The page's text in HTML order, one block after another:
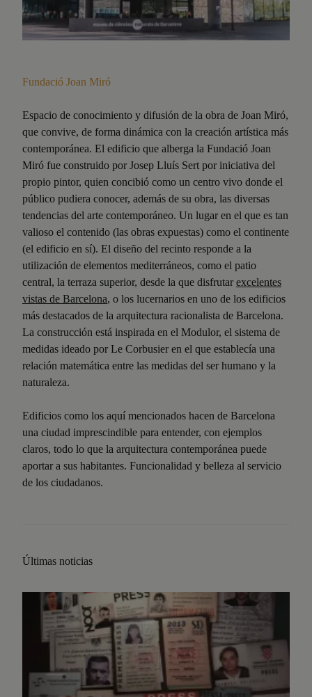
Fundació Joan Miró
Espacio de conocimiento y difusión de la obra de Joan Miró,
que convive, de forma dinámica con la creación artística más
contemporánea. El edificio que alberga la Fundació Joan
Miró fue construido por Josep Lluís Sert por iniciativa del
propio pintor, quien concibió como un centro vivo donde el
público pudiera conocer, además de su obra, las diversas
tendencias del arte contemporáneo. Un lugar en el que es tan
valioso el contenido (las obras expuestas) como el continente
(el edificio en sí). El diseño del recinto responde a la
utilización de elementos mediterráneos, como el patio
central, la terraza superior, desde la que disfrutar excelentes
vistas de Barcelona, o los lucernarios en uno de los edificios
más destacados de la arquitectura racionalista de Barcelona.
La construcción está inspirada en el Modulor, el sistema de
medidas ideado por Le Corbusier en el que establecía una
relación matemática entre las medidas del ser humano y la
naturaleza.
Edificios como los aquí mencionados hacen de Barcelona
una ciudad imprescindible para entender, con ejemplos
claros, todo lo que la arquitectura contemporánea puede
aportar a sus habitantes. Funcionalidad y belleza al servicio
de los ciudadanos.
Últimas noticias